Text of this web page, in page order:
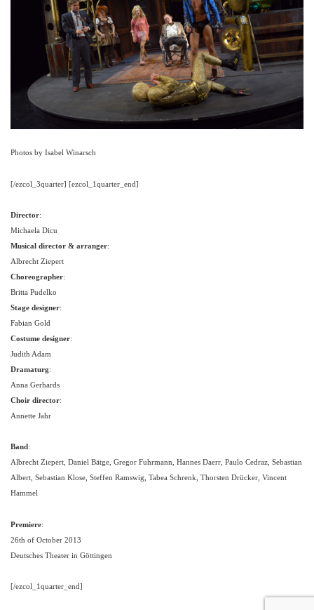
Photos by Isabel Winarsch
[/ezcol_3quarter] [ezcol_1quarter_end]
Director:
Michaela Dicu
Musical director & arranger:
Albrecht Ziepert
Choreographer:
Britta Pudelko
Stage designer:
Fabian Gold
Costume designer:
Judith Adam
Dramaturg:
Anna Gerhards
Choir director:
Annette Jahr
Band:
Albrecht Ziepert, Daniel Bätge, Gregor Fuhrmann, Hannes Daerr, Paulo Cedraz, Sebastian
Albert, Sebastian Klose, Steffen Ramswig, Tabea Schrenk, Thorsten Drücker, Vincent
Hammel
Premiere:
26th of October 2013
Deutsches Theater in Göttingen
[/ezcol_1quarter_end]